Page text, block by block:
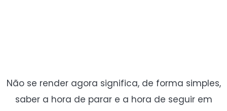
Não se render agora significa, de forma simples,
saber a hora de parar e a hora de seguir em